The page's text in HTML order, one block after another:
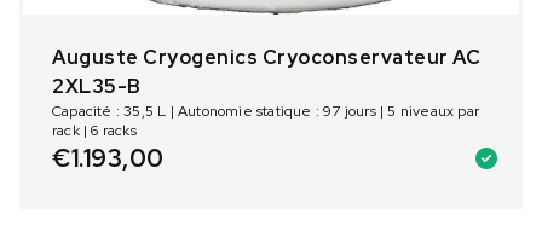
Auguste Cryogenics Cryoconservateur AC
2XL35-B
Capacité : 35,5 L | Autonomie statique : 97 jours | 5 niveaux par
rack | 6 racks
€1.193,00